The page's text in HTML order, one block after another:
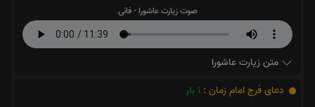
صوت زیارت عاشورا - فانی
متن زیارت عاشورا
دعای فرج امام زمان : 1 بار